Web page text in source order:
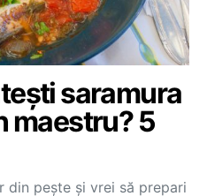
saramura
maestru? 5
din pește și vrei să prepari